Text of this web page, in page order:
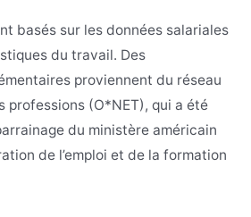
basés sur les données salariales
du travail. Des
proviennent du réseau
professions (O*NET), qui a été
du ministère américain
de l’emploi et de la formation